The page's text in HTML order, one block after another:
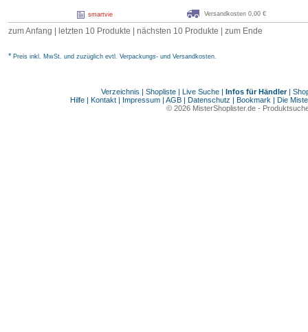
smartvie Versandkosten 0,00 €
zum Anfang letzten 10 Produkte | nächsten 10 Produkte | zum Ende
* Preis inkl. MwSt. und zuzüglich evtl. Verpackungs- und Versandkosten.
Verzeichnis | Shopliste| Live Suche| Infos für Händler|
Hilfe | Kontakt | Impressum | AGB | Datenschutz | Bookmark | Die
© 2026 MisterShoplister.de-